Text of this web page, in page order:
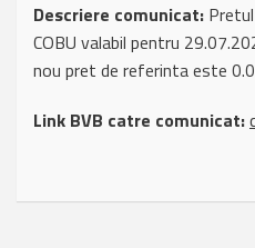
Descriere comunicat:
COBU valabil pentru
nou pret de referinta este
Link BVB catre comunicat: